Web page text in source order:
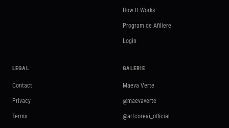
How It Works
Program de Afiliere
Login
LEGAL
Contact
Privacy
Terms
GALERIE
Maeva Verte
@maevaverte
@artcoreai_official